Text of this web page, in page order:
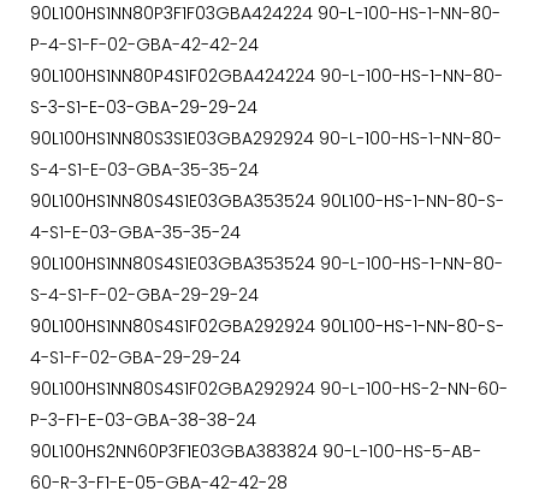
90L100HS1NN80P3F1F03GBA424224 90-L-100-HS-1-NN-80-
P-4-S1-F-02-GBA-42-42-24
90L100HS1NN80P4S1F02GBA424224 90-L-100-HS-1-NN-80-
S-3-S1-E-03-GBA-29-29-24
90L100HS1NN80S3S1E03GBA292924 90-L-100-HS-1-NN-80-
S-4-S1-E-03-GBA-35-35-24
90L100HS1NN80S4S1E03GBA353524 90L100-HS-1-NN-80-S-
4-S1-E-03-GBA-35-35-24
90L100HS1NN80S4S1E03GBA353524 90-L-100-HS-1-NN-80-
S-4-S1-F-02-GBA-29-29-24
90L100HS1NN80S4S1F02GBA292924 90L100-HS-1-NN-80-S-
4-S1-F-02-GBA-29-29-24
90L100HS1NN80S4S1F02GBA292924 90-L-100-HS-2-NN-60-
P-3-F1-E-03-GBA-38-38-24
90L100HS2NN60P3F1E03GBA383824 90-L-100-HS-5-AB-
60-R-3-F1-E-05-GBA-42-42-28